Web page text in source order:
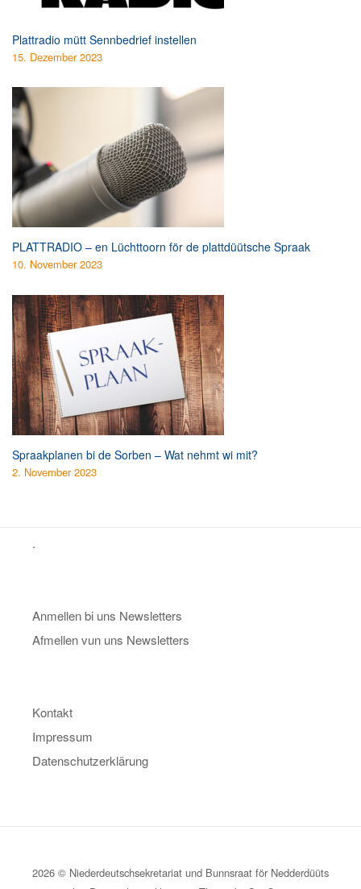
Plattradio mütt Sennbedrief instellen
15. Dezember 2023
PLATTRADIO – en Lüchttoorn för de plattdüütsche Spraak
10. November 2023
Spraakplanen bi de Sorben – Wat nehmt wi mit?
2. November 2023
.
Anmellen bi uns Newsletters
Afmellen vun uns Newsletters
Kontakt
Impressum
Datenschutzerklärung
2026 © Niederdeutschsekretariat und Bunnsraat för Nedderdüüts